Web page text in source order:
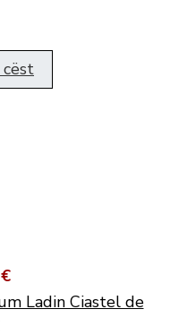
Ladin Ciastel de